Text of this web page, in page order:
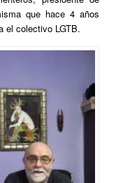
que hace 4 años
el colectivo LGTB.